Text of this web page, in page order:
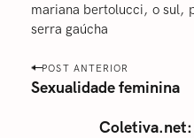
mariana bertolucci
‎o sul
‎serra gaúcha
P
o
POST ANTERIOR
Sexualidade feminina
Coletiva.net: